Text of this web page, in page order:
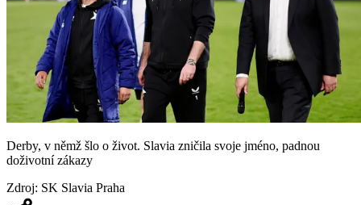
Derby, v němž šlo o život. Slavia zničila svoje jméno, padnou
doživotní zákazy
Zdroj: SK Slavia Praha